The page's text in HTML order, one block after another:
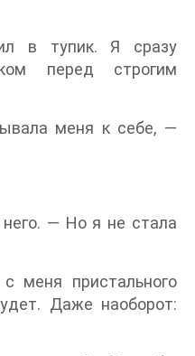
в тупик. Я сразу
перед строгим
меня к себе, —
— Но я не стала
меня пристального
Даже наоборот: